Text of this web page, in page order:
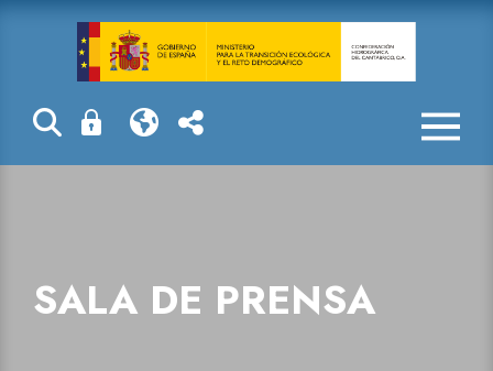
Sala de prensa
SALA DE PRENSA